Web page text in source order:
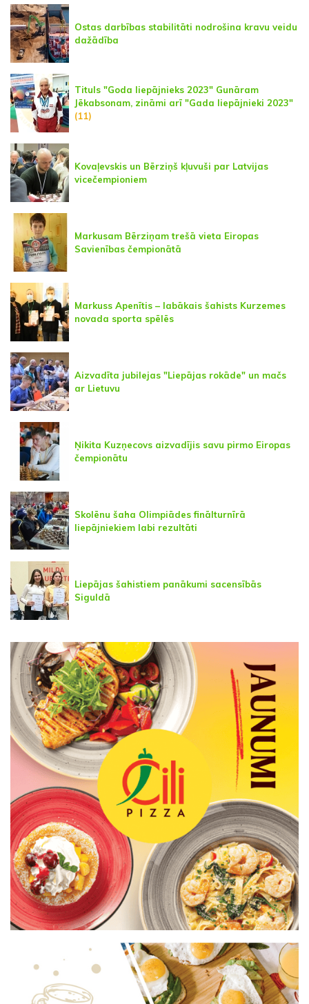
Ostas darbības stabilitāti nodrošina kravu veidu
dažādība
Tituls "Goda liepājnieks 2023" Gunāram
Jēkabsonam, zināmi arī "Gada liepājnieki 2023"
(11)
Kovaļevskis un Bērziņš kļuvuši par Latvijas
vicečempioniem
Markusam Bērziņam trešā vieta Eiropas
Savienības čempionātā
Markuss Apenītis – labākais šahists Kurzemes
novada sporta spēlēs
Aizvadīta jubilejas "Liepājas rokāde" un mačs
ar Lietuvu
Ņikita Kuzņecovs aizvadījis savu pirmo Eiropas
čempionātu
Skolēnu šaha Olimpiādes finālturnīrā
liepājniekiem labi rezultāti
Liepājas šahistiem panākumi sacensībās
Siguldā